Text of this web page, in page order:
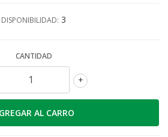
DISPONIBILIDAD: 3
CANTIDAD
+